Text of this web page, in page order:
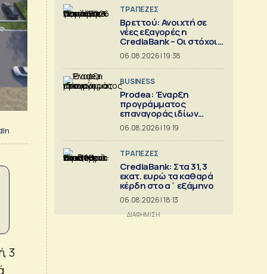
3
ΤΡΑΠΕΖΕΣ
Βρεττού: Ανοιχτή σε
νέες εξαγορές η
CrediaBank – Οι στόχοι
για το 2026
06.08.2026 | 19:38
BUSINESS
Prodea: Έναρξη
προγράμματος
επαναγοράς ιδίων
μετοχών
06.08.2026 | 19:19
ΤΡΑΠΕΖΕΣ
CrediaBank: Στα 31,3
εκατ. ευρώ τα καθαρά
κέρδη στο α΄ εξάμηνο
06.08.2026 | 18:13